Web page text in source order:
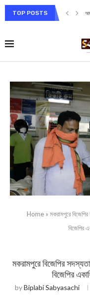
TOP POSTS
Home» মকরামপুরে
বিজেপির
মকরামপুরে বিজেপির
বিজেপির
byBiplabi Sabyasachi